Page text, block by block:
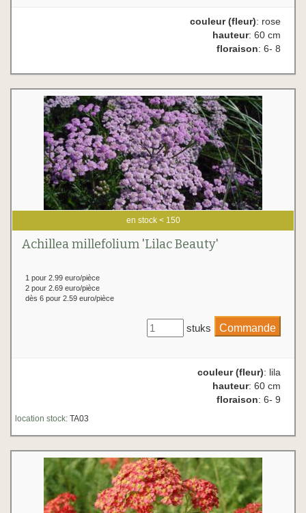
couleur (fleur): rose
hauteur: 60 cm
floraison: 6- 8
en stock < 150
Achillea millefolium 'Lilac Beauty'
1 pour 2.99 euro/pièce
2 pour 2.69 euro/pièce
dès 6 pour 2.59 euro/pièce
stuks
couleur (fleur): lila
hauteur: 60 cm
floraison: 6- 9
location stock: TA03